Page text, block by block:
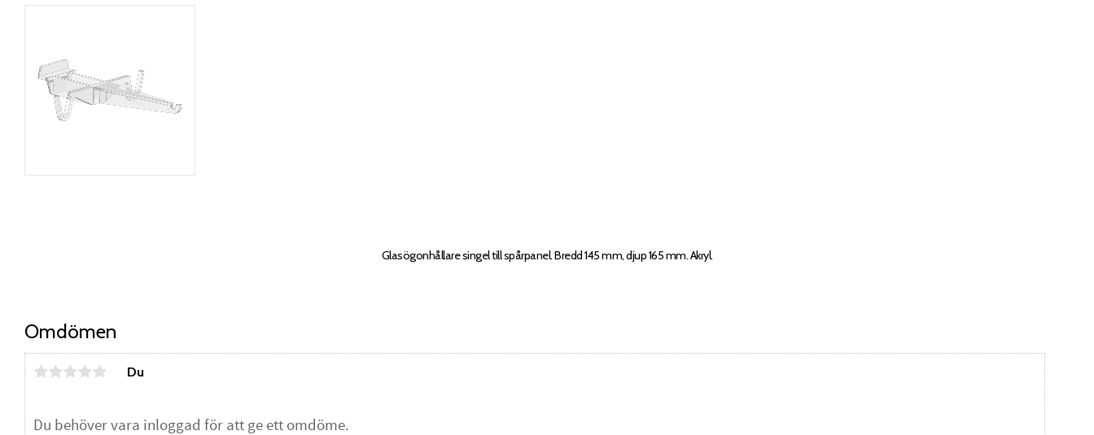
Glasögonhållare singel till spårpanel. Bredd 145 mm, djup 165 mm. Akryl.
Omdömen
Du